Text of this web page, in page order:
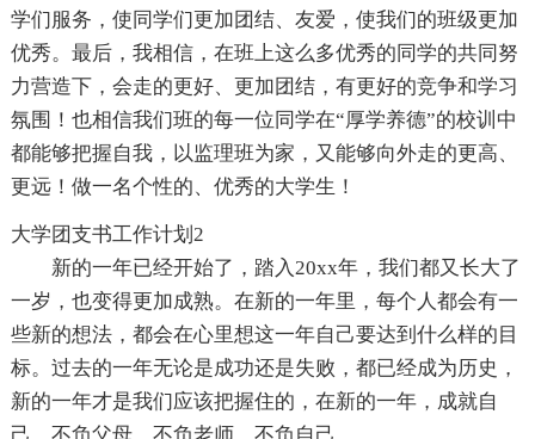
学们服务，使同学们更加团结、友爱，使我们的班级更加
优秀。最后，我相信，在班上这么多优秀的同学的共同努
力营造下，会走的更好、更加团结，有更好的竞争和学习
氛围！也相信我们班的每一位同学在“厚学养德”的校训中
都能够把握自我，以监理班为家，又能够向外走的更高、
更远！做一名个性的、优秀的大学生！
大学团支书工作计划2
新的一年已经开始了，踏入20xx年，我们都又长大了
一岁，也变得更加成熟。在新的一年里，每个人都会有一
些新的想法，都会在心里想这一年自己要达到什么样的目
标。过去的一年无论是成功还是失败，都已经成为历史，
新的一年才是我们应该把握住的，在新的一年，成就自